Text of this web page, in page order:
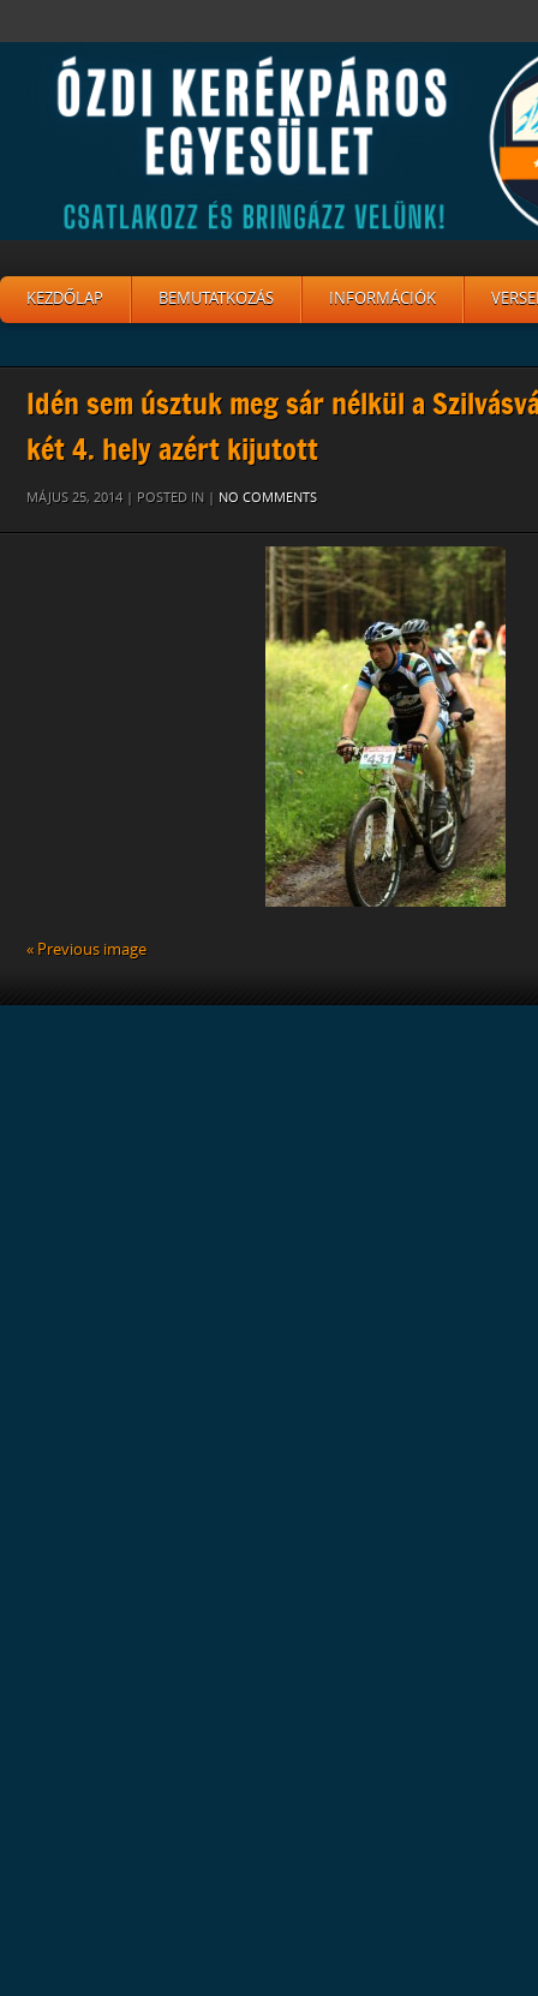
KEZDŐLAP BEMUTATKOZÁS INFORMÁCIÓK
Idén sem úsztuk meg sár nélkül a
két 4. hely azért kijutott
MÁJUS 25, 2014 | POSTED IN | NO COMMENTS
« Previous image